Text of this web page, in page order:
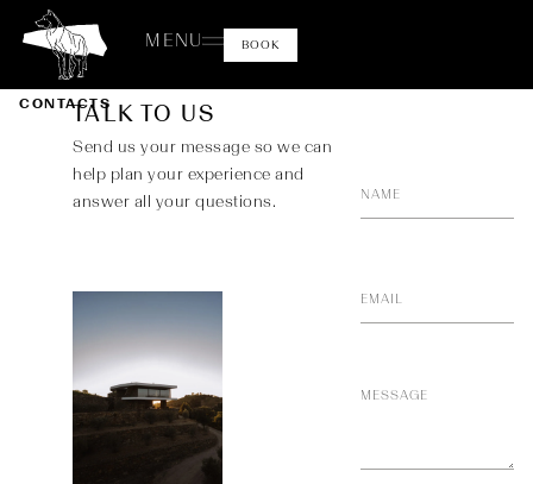
MENU BOOK
CONTACTSTALK TO US
Send us your message so we can
help plan your experience and
answer all your questions.